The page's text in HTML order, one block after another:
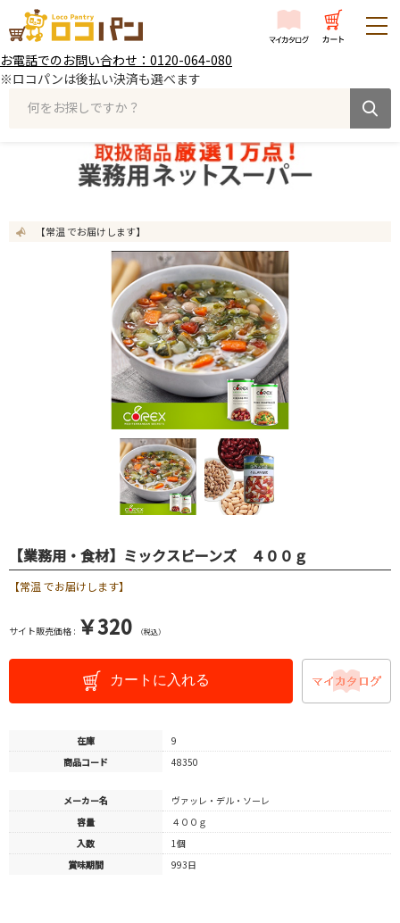
お電話でのお問い合わせ：0120-064-080
※ロコパンは後払い決済も選べます
何をお探しですか？
【常温 でお届けします】
【業務用・食材】ミックスビーンズ ４００ｇ
【常温 でお届けします】
サイト販売価格 : ￥320 （税込）
カートに入れる
在庫
9
商品コード
48350
メーカー名
ヴァッレ・デル・ソーレ
容量
４００ｇ
入数
1個
賞味期間
993日